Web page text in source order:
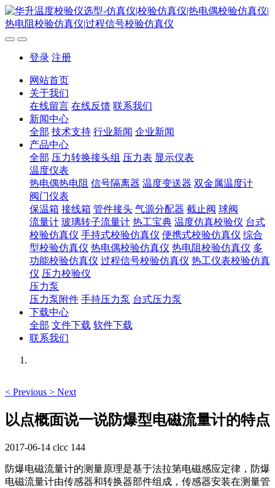
登录 注册
网站首页
关于我们
在线留言 在线反馈 联系我们
新闻中心
全部 技术支持 行业新闻 企业新闻
产品中心
全部 压力转换接头组 压力表 显示仪表
温度仪表
热电偶热电阻 信号隔离器 温度变送器 双金属温度计
阀门仪表
保温箱 接线箱 管件接头 气源分配器 截止阀 球阀
流量计 玻璃转子流量计 热工宝典 温度仿真校验仪 台式
校验仿真仪 手持式校验仿真仪 便携式校验仿真仪 综合
型校验仿真仪 热电偶校验仿真仪 热电阻校验仿真仪 多
功能校验仿真仪 过程信号校验仿真仪 热工仪表校验仿真
仪 压力校验仪
压力泵
压力泵附件 手持压力泵 台式压力泵
下载中心
全部 文件下载 软件下载
联系我们
< Previous > Next
以点概面说一说防爆型电磁流量计的特点
2017-06-14 clcc 144
防爆电磁流量计的测量原理是基于法拉第电磁感应定律，防爆
电磁流量计由传感器和转换器部件组成，传感器安装在测量管